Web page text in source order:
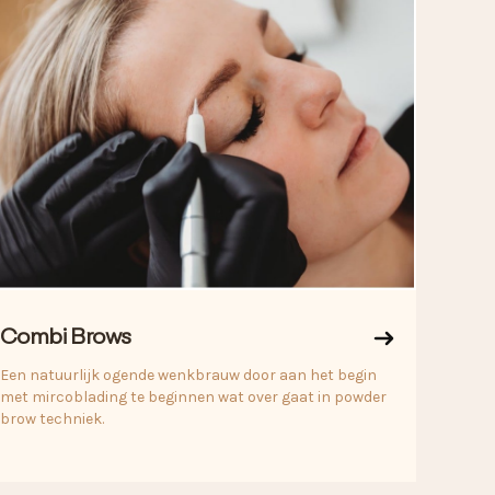
Combi Brows
Een natuurlijk ogende wenkbrauw door aan het begin
met mircoblading te beginnen wat over gaat in powder
brow techniek.